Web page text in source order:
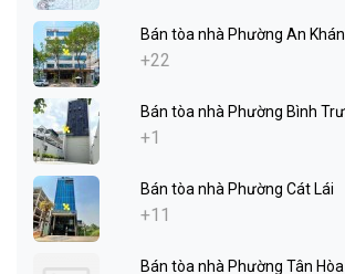
Bán tòa nhà Phường An
+22
Bán tòa nhà Phường Bình
+1
Bán tòa nhà Phường Cát Lái
+11
Bán tòa nhà Phường Tân Hòa